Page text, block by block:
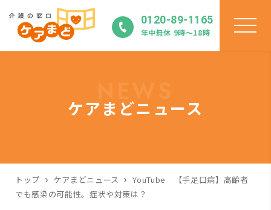
0120-89-1165
年中無休 9時〜18時
ケアまどニュース
トップ ケアまどニュース
YouTube 【手足口病】高齢者
でも感染の可能性。症状や対策は？